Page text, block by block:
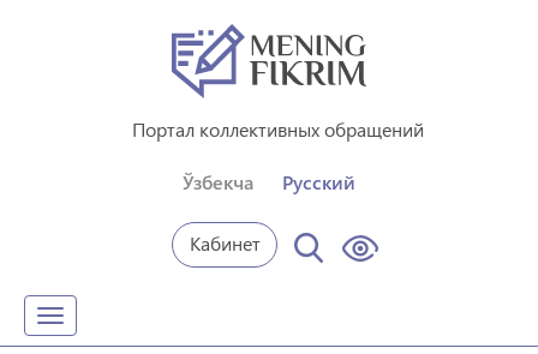
Портал коллективных обращений
Ўзбекча Русский
Кабинет
Toggle
navigation